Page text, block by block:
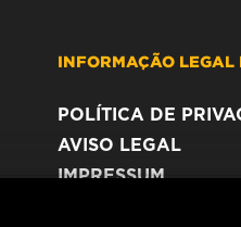
INFORMAÇÃO LEGAL
POLÍTICA DE
AVISO LEGAL
IMPRESSUM